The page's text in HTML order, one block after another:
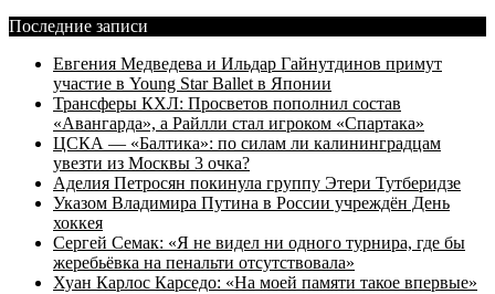
Последние записи
Евгения Медведева и Ильдар Гайнутдинов примут
участие в Young Star Ballet в Японии
Трансферы КХЛ: Просветов пополнил состав
«Авангарда», а Райлли стал игроком «Спартака»
ЦСКА — «Балтика»: по силам ли калининградцам
увезти из Москвы 3 очка?
Аделия Петросян покинула группу Этери Тутберидзе
Указом Владимира Путина в России учреждён День
хоккея
Сергей Семак: «Я не видел ни одного турнира, где бы
жеребьёвка на пенальти отсутствовала»
Хуан Карлос Карседо: «На моей памяти такое впервые»